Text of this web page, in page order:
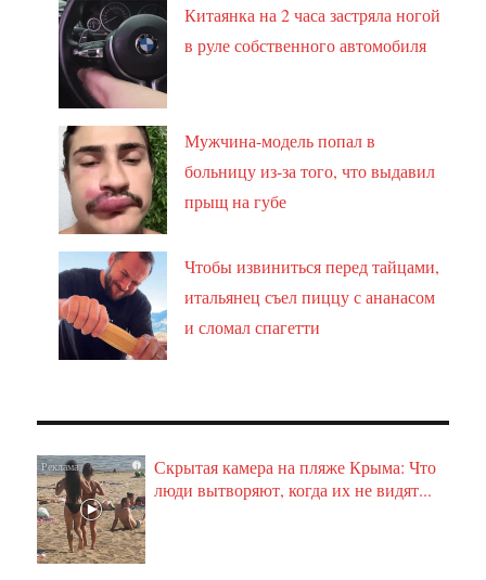
Китаянка на 2 часа застряла ногой
в руле собственного автомобиля
Мужчина-модель попал в
больницу из-за того, что выдавил
прыщ на губе
Чтобы извиниться перед тайцами,
итальянец съел пиццу с ананасом
и сломал спагетти
i
Скрытая камера на пляже Крыма: Что
люди вытворяют, когда их не видят...